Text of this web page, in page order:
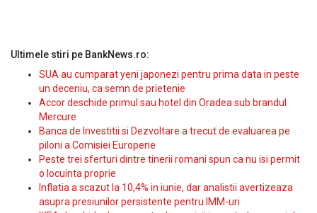
Ultimele stiri pe BankNews.ro:
SUA au cumparat yeni japonezi pentru prima data in peste
un deceniu, ca semn de prietenie
Accor deschide primul sau hotel din Oradea sub brandul
Mercure
Banca de Investitii si Dezvoltare a trecut de evaluarea pe
piloni a Comisiei Europene
Peste trei sferturi dintre tinerii romani spun ca nu isi permit
o locuinta proprie
Inflatia a scazut la 10,4% in iunie, dar analistii avertizeaza
asupra presiunilor persistente pentru IMM-uri